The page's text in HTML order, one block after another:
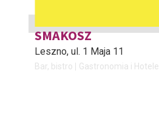
SMAKOSZ
Leszno, ul. 1 Maja 11
Bar, bistro Gastronomia i Hotele